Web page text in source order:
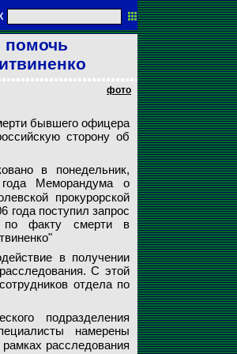
помочь
фото
смерти Александра
загадочной смерти бывшего офицера
запросили российскую сторону об
оказать необходимое содействие
бывшего офицера
сторону об
в понедельник,
Меморандума о
прокурорской
года поступил запрос
по факту смерти в
в получении
С этой
отдела по
подразделения
намерены
расследования